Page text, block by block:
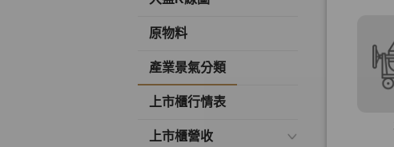
原物料
產業景氣分類
上市櫃行情表
上市櫃營收